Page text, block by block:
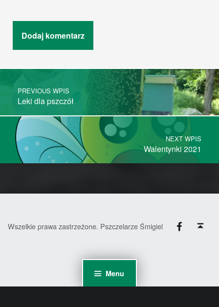
Menu
Post navigation
PREVIOUS WPIS
Leki dla pszczół
NEXT WPIS
Walentynki 2021
Wszelkie prawa zastrzeżone. Pszczelarze Śmigiel